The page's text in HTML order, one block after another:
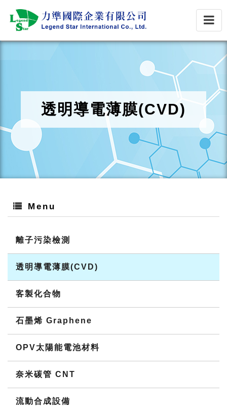
透明導電薄膜(CVD)
Menu
離子污染檢測
透明導電薄膜(CVD)
客製化合物
石墨烯 Graphene
OPV太陽能電池材料
奈米碳管 CNT
流動合成設備